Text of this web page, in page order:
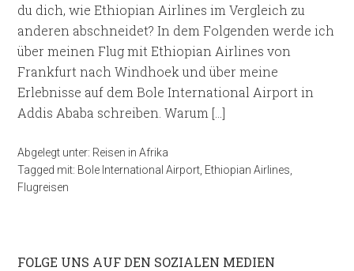
du dich, wie Ethiopian Airlines im Vergleich zu
anderen abschneidet? In dem Folgenden werde ich
über meinen Flug mit Ethiopian Airlines von
Frankfurt nach Windhoek und über meine
Erlebnisse auf dem Bole International Airport in
Addis Ababa schreiben. Warum […]
Abgelegt unter: Reisen in Afrika
Tagged mit: Bole International Airport Ethiopian Airlines
Flugreisen
FOLGE UNS AUF DEN SOZIALEN MEDIEN